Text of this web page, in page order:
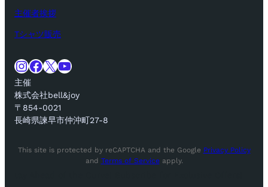
主催者挨拶
Tシャツ販売
InstagramFacebook X YouTube
主催
株式会社bell&joy
〒854-0021
長崎県諫早市仲沖町27-8
This site is protected by reCAPTCHA and the Google Privacy Policy
and Terms of Serviceapply.